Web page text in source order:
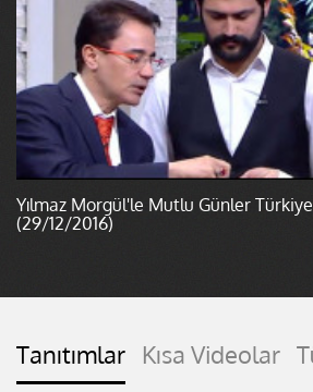
Yılmaz Morgül'le Mutlu Günler
(29/12/2016)
Tanıtımlar Kısa Videolar